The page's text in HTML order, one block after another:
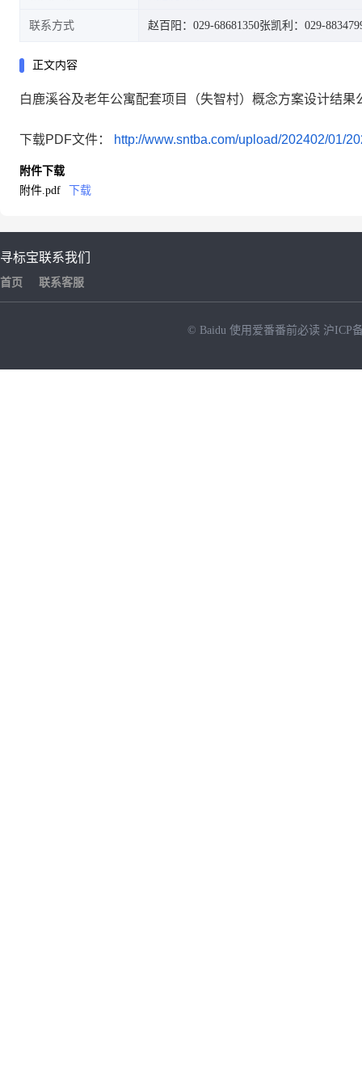
联系方式 赵百阳：029-68681350张凯利：029-
正文内容
白鹿溪谷及老年公寓配套项目（失智村）概念方案设计结果
下载PDF文件： http://www.sntba.com/upload/202402/01/
附件下载
附件.pdf
下载
寻标宝
首页
联系我们
联系客服
© Baidu 使用爱番番前必读 沪ICP